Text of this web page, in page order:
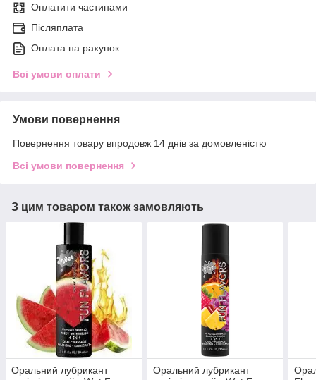
Оплатити частинами
Післяплата
Оплата на рахунок
Всі умови оплати
Умови повернення
Повернення товару впродовж 14 днів за домовленістю
Всі умови повернення
З цим товаром також замовляють
Оральний лубрикант
Оральний лубрикант